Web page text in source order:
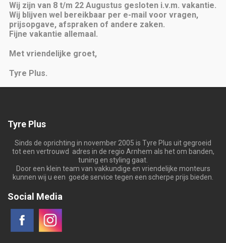
Tyre Plus
Sinds de oprichting in november 2005 is Tyre Plus uit gegroeid
tot een vertrouwd adres in de regio Arnhem als het om banden,
tuning en styling gaat.
Door een klein team van vakkundige en vriendelijke monteurs
kunnen wij u een goede service tegen een scherpe prijs bieden.
Social Media
Wij zijn van 8 t/m 22 Augustus gesloten i.v.m. vakantie.
Wij blijven wel bereikbaar per e-mail voor vragen,
prijsopgave, afspraken of andere zaken.
Fijne vakantie allemaal.
Met vriendelijke groet,
Tyre Plus.